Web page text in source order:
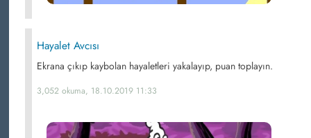
Hayalet Avcısı
Ekrana çıkıp kaybolan hayaletleri yakalayıp, puan toplayın.
3,052 okuma, 18.10.2019 11:33